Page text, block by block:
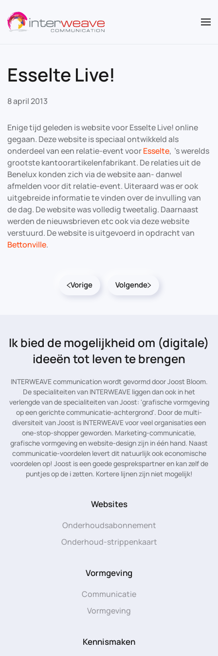
Overslaan en naar de inhoud gaan
Esselte Live!
8 april 2013
Enige tijd geleden is website voor Esselte Live! online
gegaan. Deze website is speciaal ontwikkeld als
onderdeel van een relatie-event voorEsselte, ’s werelds
grootste kantoorartikelenfabrikant. De relaties uit de
Benelux konden zich via de website aan- danwel
afmelden voor dit relatie-event. Uiteraard was er ook
uitgebreide informatie te vinden over de invulling van
de dag. De website was volledig tweetalig. Daarnaast
werden de nieuwsbrieven etc ook via deze website
verstuurd. De website is uitgevoerd in opdracht van
Bettonville.
Vorige Volgende
Ik bied de mogelijkheid om (digitale)
ideeën tot leven te brengen
INTERWEAVE communication wordt gevormd door Joost Bloom.
De specialiteiten van INTERWEAVE liggen dan ook in het
verlengde van de specialiteiten van Joost: 'grafische vormgeving
op een gerichte communicatie-achtergrond'. Door de multi-
diversiteit van Joost is INTERWEAVE voor veel organisaties een
one-stop-shopper geworden. Marketing-communicatie,
grafische vormgeving en website-design zijn in één hand. Naast
communicatie-voordelen levert dit natuurlijk ook economische
voordelen op! Joost is een goede gesprekspartner en kan zelf de
puntjes op de i zetten. Kortere lijnen zijn niet mogelijk!
Websites
Onderhoudsabonnement
Onderhoud-strippenkaart
Vormgeving
Communicatie
Vormgeving
Kennismaken